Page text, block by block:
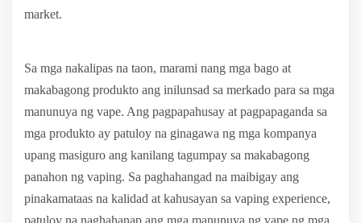
market.
Sa mga nakalipas na taon, marami nang mga bago at
makabagong produkto ang inilunsad sa merkado para sa mga
manunuya ng vape. Ang pagpapahusay at pagpapaganda sa
mga produkto ay patuloy na ginagawa ng mga kompanya
upang masiguro ang kanilang tagumpay sa makabagong
panahon ng vaping. Sa paghahangad na maibigay ang
pinakamataas na kalidad at kahusayan sa vaping experience,
patuloy na naghahanap ang mga manunuya ng vape ng mga